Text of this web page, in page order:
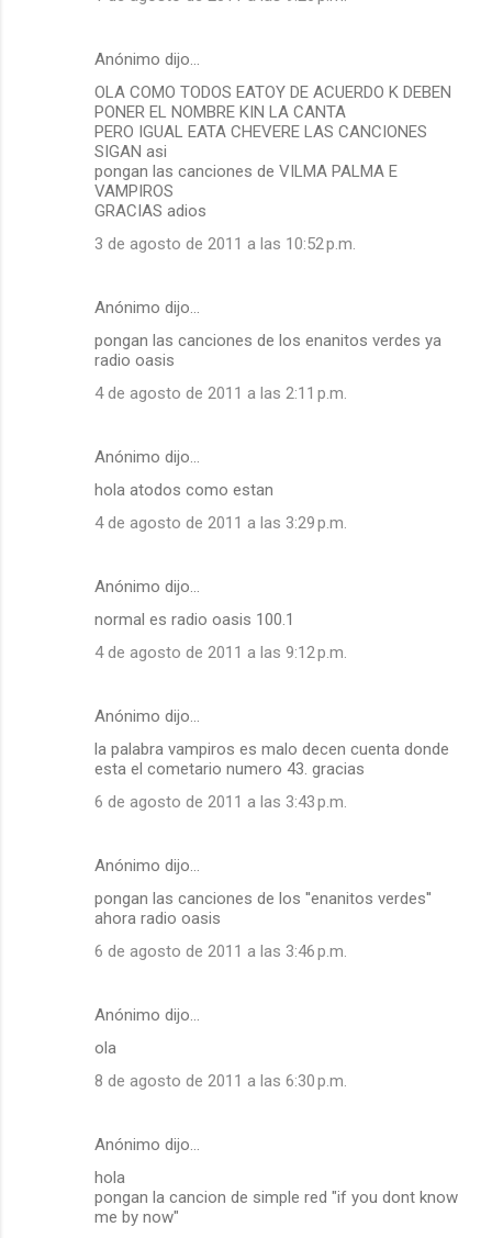
Anónimo dijo…
OLA COMO TODOS EATOY DE ACUERDO K DEBEN
PONER EL NOMBRE KIN LA CANTA
PERO IGUAL EATA CHEVERE LAS CANCIONES
SIGAN asi
pongan las canciones de VILMA PALMA E
VAMPIROS
GRACIAS adios
3 de agosto de 2011 a las 10:52 p.m.
Anónimo dijo…
pongan las canciones de los enanitos verdes ya
radio oasis
4 de agosto de 2011 a las 2:11 p.m.
Anónimo dijo…
hola atodos como estan
4 de agosto de 2011 a las 3:29 p.m.
Anónimo dijo…
normal es radio oasis 100.1
4 de agosto de 2011 a las 9:12 p.m.
Anónimo dijo…
la palabra vampiros es malo decen cuenta donde
esta el cometario numero 43. gracias
6 de agosto de 2011 a las 3:43 p.m.
Anónimo dijo…
pongan las canciones de los ''enanitos verdes''
ahora radio oasis
6 de agosto de 2011 a las 3:46 p.m.
Anónimo dijo…
ola
8 de agosto de 2011 a las 6:30 p.m.
Anónimo dijo…
hola
pongan la cancion de simple red "if you dont know
me by now"